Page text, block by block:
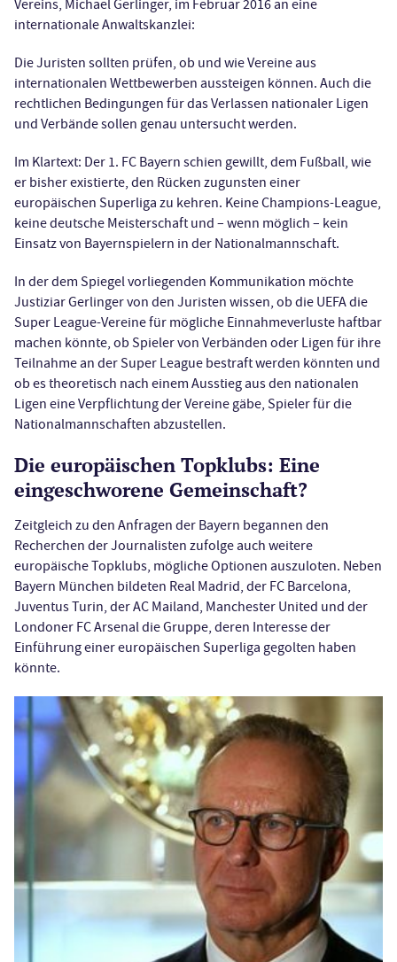
Vereins, Michael Gerlinger, im Februar 2016 an eine
internationale Anwaltskanzlei:
Die Juristen sollten prüfen, ob und wie Vereine aus
internationalen Wettbewerben aussteigen können. Auch die
rechtlichen Bedingungen für das Verlassen nationaler Ligen
und Verbände sollen genau untersucht werden.
Im Klartext: Der 1. FC Bayern schien gewillt, dem Fußball, wie
er bisher existierte, den Rücken zugunsten einer
europäischen Superliga zu kehren. Keine Champions-League,
keine deutsche Meisterschaft und – wenn möglich – kein
Einsatz von Bayernspielern in der Nationalmannschaft.
In der dem Spiegel vorliegenden Kommunikation möchte
Justiziar Gerlinger von den Juristen wissen, ob die UEFA die
Super League-Vereine für mögliche Einnahmeverluste haftbar
machen könnte, ob Spieler von Verbänden oder Ligen für ihre
Teilnahme an der Super League bestraft werden könnten und
ob es theoretisch nach einem Ausstieg aus den nationalen
Ligen eine Verpflichtung der Vereine gäbe, Spieler für die
Nationalmannschaften abzustellen.
Die europäischen Topklubs: Eine
eingeschworene Gemeinschaft?
Zeitgleich zu den Anfragen der Bayern begannen den
Recherchen der Journalisten zufolge auch weitere
europäische Topklubs, mögliche Optionen auszuloten. Neben
Bayern München bildeten Real Madrid, der FC Barcelona,
Juventus Turin, der AC Mailand, Manchester United und der
Londoner FC Arsenal die Gruppe, deren Interesse der
Einführung einer europäischen Superliga gegolten haben
könnte.